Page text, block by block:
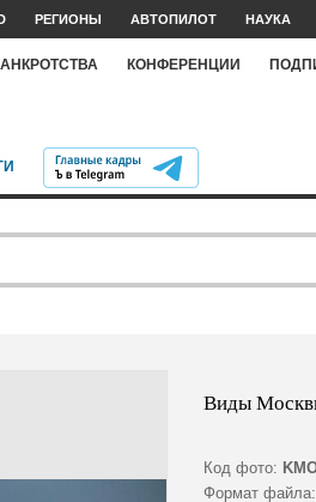
РЕГИОНЫ АВТОПИЛОТ НАУКА
КОНФЕРЕНЦИИ
Виды
Код фото:
Формат файла: